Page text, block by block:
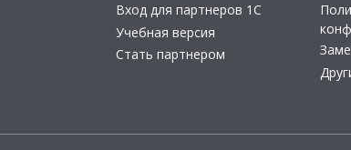
Вход для партнеров 1С
Учебная версия
Стать партнером